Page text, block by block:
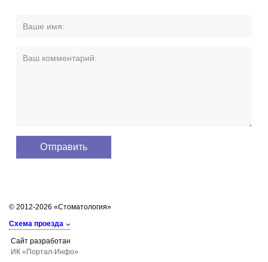
© 2012-2026 «Стоматология»
Схема проезда
Сайт разработан
ИК «Портал-Инфо»